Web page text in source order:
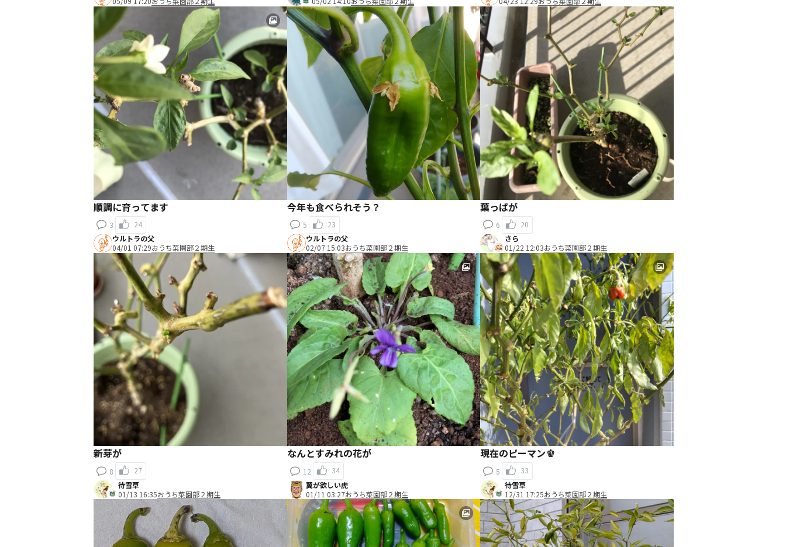
順調に育ってます
3 24
今年も食べられそう？
5 23
葉っぱが
6
20
ウルトラの父
04/01 07:29おうち菜園部２期生
新芽が
8 27
ウルトラの父
02/07 15:03おうち菜園部２期生
なんとすみれの花が
12 34
さら
01/22 12:03おうち菜園部２期生
現在のピーマン🫑
5
33
待雪草
01/13 16:35おうち菜園部２期生
翼が欲しい虎
01/11 03:27おうち菜園部２期生
待雪草
12/31 17:25おうち菜園部２期生